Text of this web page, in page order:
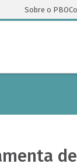
Sobre o PBO
de